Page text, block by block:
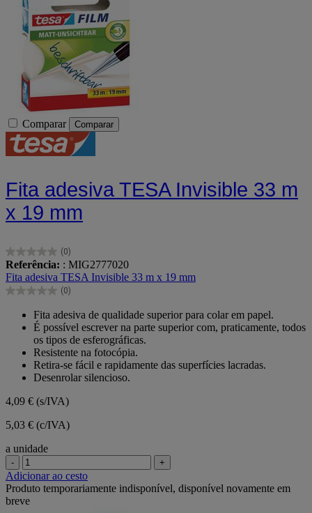
Comparar Comparar
Fita adesiva TESA Invisible 33 m
x 19 mm
(0)
0.0
em
5
estrelas.
Referência: : MIG2777020
Fita adesiva TESA Invisible 33 m x 19 mm
(0)
0.0
estrelas.
Fita adesiva de qualidade superior para colar em papel.
É possível escrever na parte superior com, praticamente, todos
os tipos de esferográficas.
Resistente na fotocópia.
Retira-se fácil e rapidamente das superfícies lacradas.
Desenrolar silencioso.
4,09 € (s/IVA)
5,03 € (c/IVA)
a unidade
- +
Adicionar ao cesto
Produto temporariamente indisponível, disponível novamente em
breve